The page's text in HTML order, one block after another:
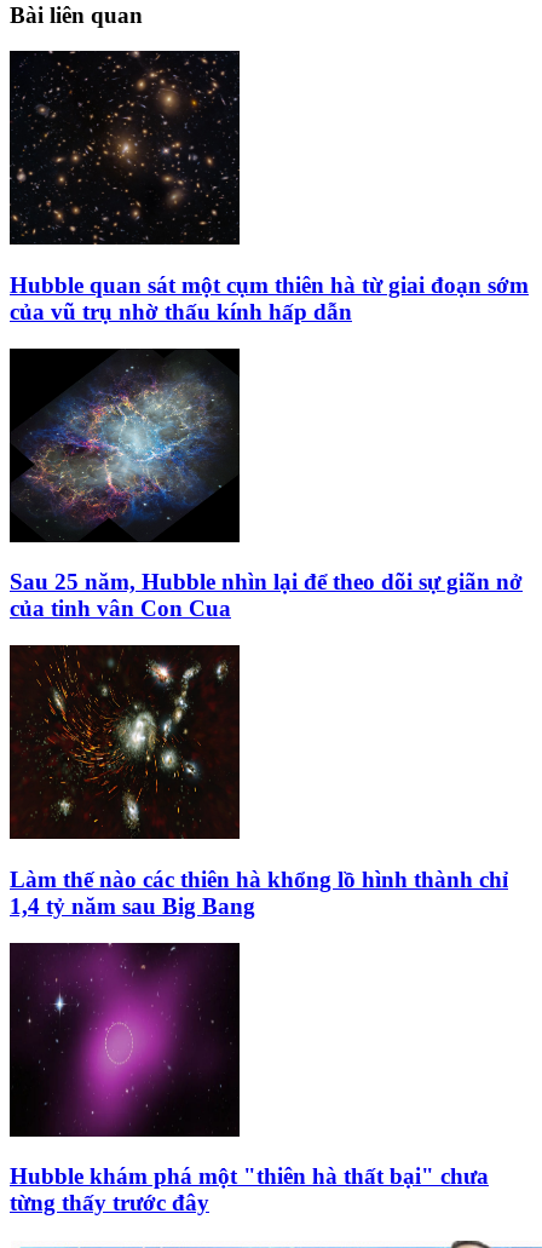
Bài liên quan
Hubble quan sát một cụm thiên hà từ giai đoạn sớm
của vũ trụ nhờ thấu kính hấp dẫn
Sau 25 năm, Hubble nhìn lại để theo dõi sự giãn nở
của tinh vân Con Cua
Làm thế nào các thiên hà khổng lồ hình thành chỉ
1,4 tỷ năm sau Big Bang
Hubble khám phá một "thiên hà thất bại" chưa
từng thấy trước đây